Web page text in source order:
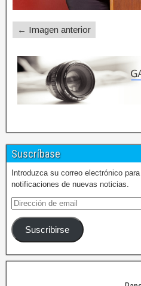
← Imagen anterior
Suscríbase
Introduzca su correo electrónico
notificaciones de nuevas noticias.
Suscribirse